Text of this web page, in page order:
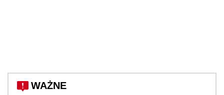
WAŻNE